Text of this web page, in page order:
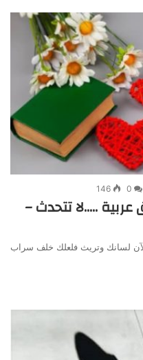
0
146
…..لا تتحدث –
لسانك وتريث فلعلك خلف سراب